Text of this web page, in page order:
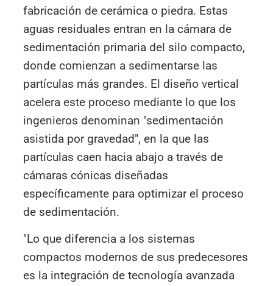
fabricación de cerámica o piedra. Estas
aguas residuales entran en la cámara de
sedimentación primaria del silo compacto,
donde comienzan a sedimentarse las
partículas más grandes. El diseño vertical
acelera este proceso mediante lo que los
ingenieros denominan "sedimentación
asistida por gravedad", en la que las
partículas caen hacia abajo a través de
cámaras cónicas diseñadas
específicamente para optimizar el proceso
de sedimentación.
"Lo que diferencia a los sistemas
compactos modernos de sus predecesores
es la integración de tecnología avanzada